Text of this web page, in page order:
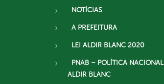
NOTÍCIAS
A PREFEITURA
LEI ALDIR BLANC 2020
PNAB – POLÍTICA NACIONAL
ALDIR BLANC